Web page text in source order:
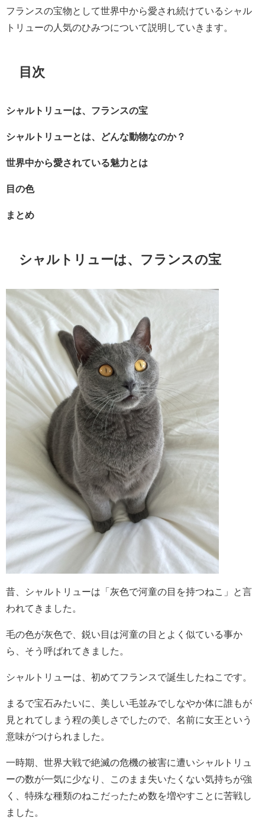
フランスの宝物として世界中から愛され続けているシャル
トリューの人気のひみつについて説明していきます。
目次
シャルトリューは、フランスの宝
シャルトリューとは、どんな動物なのか？
世界中から愛されている魅力とは
目の色
まとめ
シャルトリューは、フランスの宝
昔、シャルトリューは「灰色で河童の目を持つねこ」と言
われてきました。
毛の色が灰色で、鋭い目は河童の目とよく似ている事か
ら、そう呼ばれてきました。
シャルトリューは、初めてフランスで誕生したねこです。
まるで宝石みたいに、美しい毛並みでしなやか体に誰もが
見とれてしまう程の美しさでしたので、名前に女王という
意味がつけられました。
一時期、世界大戦で絶滅の危機の被害に遭いシャルトリュ
ーの数が一気に少なり、このまま失いたくない気持ちが強
く、特殊な種類のねこだったため数を増やすことに苦戦し
ました。